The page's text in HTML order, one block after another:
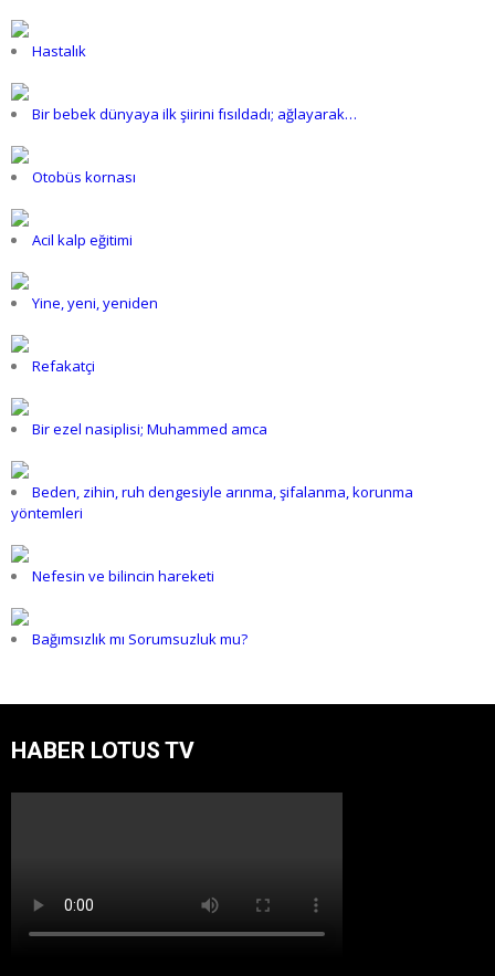
Hastalık
Bir bebek dünyaya ilk şiirini fısıldadı; ağlayarak…
Otobüs kornası
Acil kalp eğitimi
Yine, yeni, yeniden
Refakatçi
Bir ezel nasiplisi; Muhammed amca
Beden, zihin, ruh dengesiyle arınma, şifalanma, korunma
yöntemleri
Nefesin ve bilincin hareketi
Bağımsızlık mı Sorumsuzluk mu?
HABER LOTUS TV